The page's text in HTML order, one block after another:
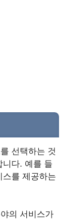
선택하는 것
니다. 예를 들
를 제공하는
의 서비스가